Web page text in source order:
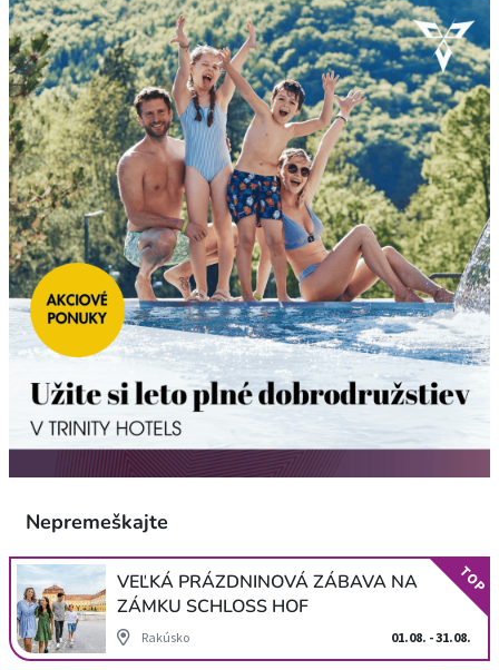
Nepremeškajte
VEĽKÁ PRÁZDNINOVÁ ZÁBAVA NA
ZÁMKU SCHLOSS HOF
Rakúsko 01.08. - 31.08.
TOP